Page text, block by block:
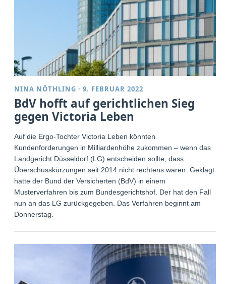
NINA NÖTHLING ·9. FEBRUAR 2022
BdV hofft auf gerichtlichen Sieg
gegen Victoria Leben
Auf die Ergo-Tochter Victoria Leben könnten
Kundenforderungen in Milliardenhöhe zukommen – wenn das
Landgericht Düsseldorf (LG) entscheiden sollte, dass
Überschusskürzungen seit 2014 nicht rechtens waren. Geklagt
hatte der Bund der Versicherten (BdV) in einem
Musterverfahren bis zum Bundesgerichtshof. Der hat den Fall
nun an das LG zurückgegeben. Das Verfahren beginnt am
Donnerstag.